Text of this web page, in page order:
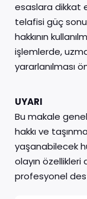
esaslara dikkat
telafisi güç
hakkının
işlemlerde,
yararlanılması
UYARI
Bu makale
hakkı ve
yaşanabilecek
olayın
profesyonel